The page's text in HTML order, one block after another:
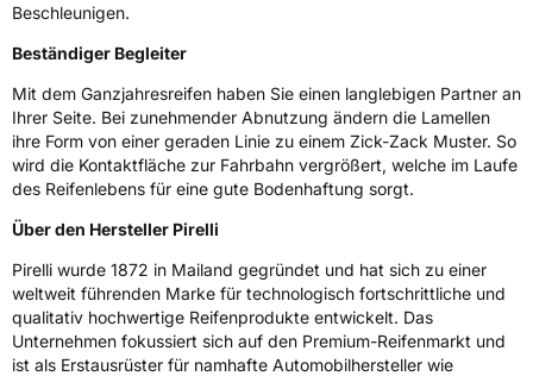
Beschleunigen.
Beständiger Begleiter
Mit dem Ganzjahresreifen haben Sie einen langlebigen Partner an
Ihrer Seite. Bei zunehmender Abnutzung ändern die Lamellen
ihre Form von einer geraden Linie zu einem Zick-Zack Muster. So
wird die Kontaktfläche zur Fahrbahn vergrößert, welche im Laufe
des Reifenlebens für eine gute Bodenhaftung sorgt.
Über den Hersteller Pirelli
Pirelli wurde 1872 in Mailand gegründet und hat sich zu einer
weltweit führenden Marke für technologisch fortschrittliche und
qualitativ hochwertige Reifenprodukte entwickelt. Das
Unternehmen fokussiert sich auf den Premium-Reifenmarkt und
ist als Erstausrüster für namhafte Automobilhersteller wie